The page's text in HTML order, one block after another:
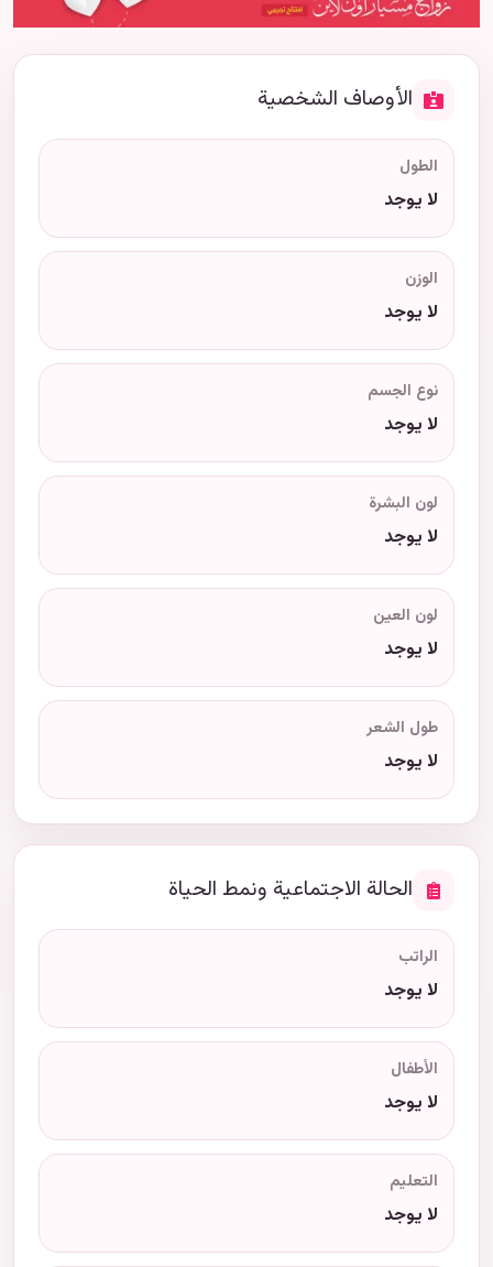
الأوصاف الشخصية
الطول
لا يوجد
الوزن
لا يوجد
نوع الجسم
لا يوجد
لون البشرة
لا يوجد
لون العين
لا يوجد
طول الشعر
لا يوجد
الحالة الاجتماعية ونمط الحياة
الراتب
لا يوجد
الأطفال
لا يوجد
التعليم
لا يوجد